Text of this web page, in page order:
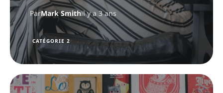
ParMark Smithil y a 3 ans
CATÉGORIE 2